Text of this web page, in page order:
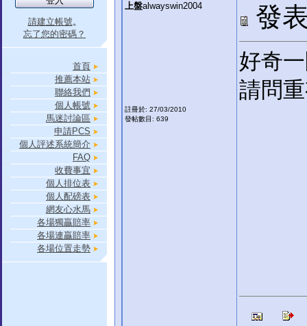
請建立帳號。
忘了您的密碼？
首頁
推薦本站
聯絡我們
個人帳號
馬迷討論區
申請PCS
個人評述系統簡介
FAQ
收費事宜
個人排位表
個人配磅表
網友心水馬
各場獨贏賠率
各場連贏賠率
各場位置走勢
上盤alwayswin2004
註冊於: 27/03/2010
發帖數目: 639
發
好奇
請問